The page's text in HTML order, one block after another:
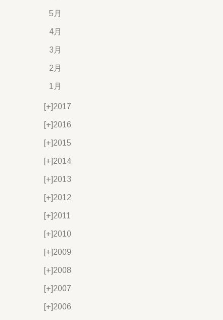
5月
4月
3月
2月
1月
[+]2017
[+]2016
[+]2015
[+]2014
[+]2013
[+]2012
[+]2011
[+]2010
[+]2009
[+]2008
[+]2007
[+]2006